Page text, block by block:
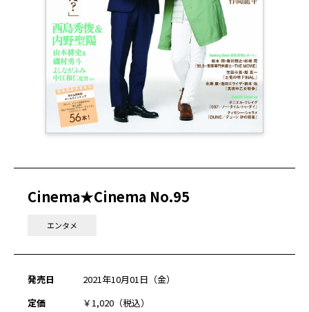
Cinema★Cinema No.95
エンタメ
発売日
2021年10月01日（金）
定価
￥1,020（税込）